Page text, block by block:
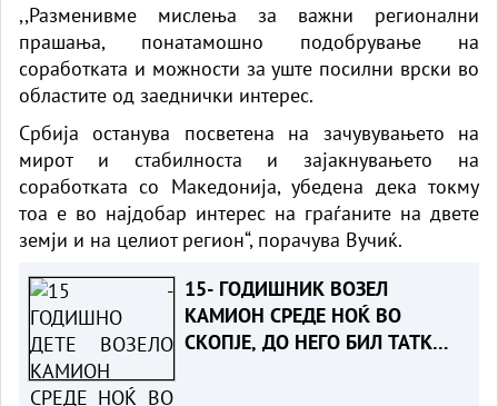
,,Разменивме мислења за важни регионални
прашања, понатамошно подобрување на
соработката и можности за уште посилни врски во
областите од заеднички интерес.
Србија останува посветена на зачувувањето на
мирот и стабилноста и зајакнувањето на
соработката со Македонија, убедена дека токму
тоа е во најдобар интерес на граѓаните на двете
земји и на целиот регион“, порачува Вучиќ.
15- ГОДИШНИК ВОЗЕЛ
КАМИОН СРЕДЕ НОЌ ВО
СКОПЈЕ, ДО НЕГО БИЛ ТАТКО